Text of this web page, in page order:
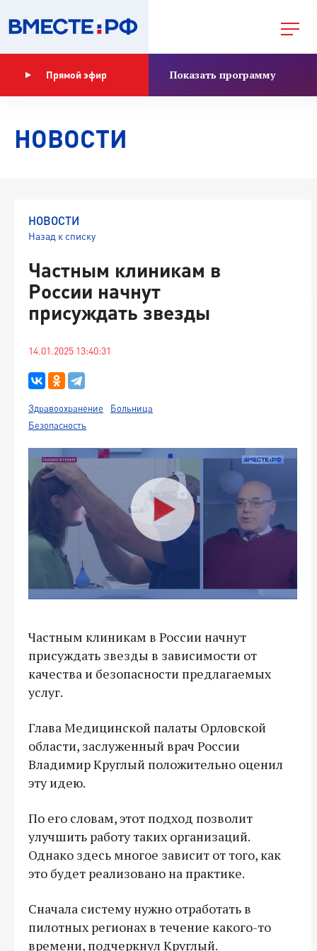
Прямой эфир Показать программу
НОВОСТИ
НОВОСТИ
Назад к списку
Частным клиникам в
России начнут
присуждать звезды
14.01.2025 13:40:31
Здравоохранение
Больница
Безопасность
Частным клиникам в России начнут
присуждать звезды в зависимости от
качества и безопасности предлагаемых
услуг.
Глава Медицинской палаты Орловской
области, заслуженный врач России
Владимир Круглый положительно оценил
эту идею.
По его словам, этот подход позволит
улучшить работу таких организаций.
Однако здесь многое зависит от того, как
это будет реализовано на практике.
Сначала систему нужно отработать в
пилотных регионах в течение какого-то
времени, подчеркнул Круглый.